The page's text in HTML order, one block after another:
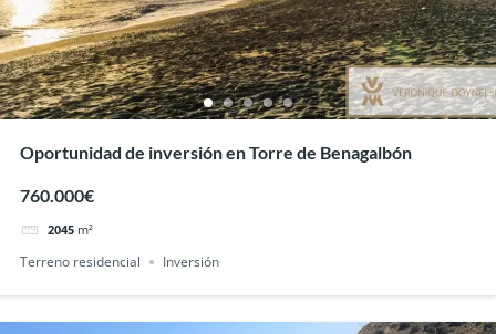
Oportunidad de inversión en Torre de Benagalbón
760.000€
2045 m²
Terreno residencial Inversión